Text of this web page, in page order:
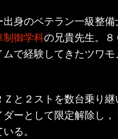
身のベテラン一級整備
制御学科の兄貴先生。
で経験してきたツワ
と２ストを数台乗り
ダーとして限定解除し
る。